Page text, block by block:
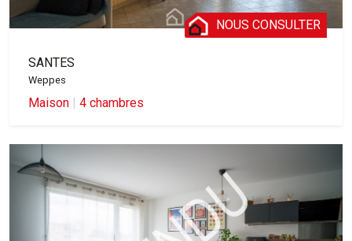
NOUS CONSULTER
SANTES
Weppes
Maison | 4 chambres